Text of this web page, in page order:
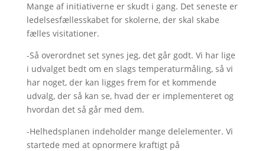
Mange af initiativerne er skudt i gang. Det seneste er
ledelsesfællesskabet for skolerne, der skal skabe
fælles visitationer.
-Så overordnet set synes jeg, det går godt. Vi har lige
i udvalget bedt om en slags temperaturmåling, så vi
har noget, der kan ligges frem for et kommende
udvalg, der så kan se, hvad der er implementeret og
hvordan det så går med dem.
-Helhedsplanen indeholder mange delelementer. Vi
startede med at opnormere kraftigt på